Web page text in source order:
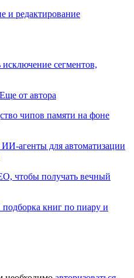
и редактирование
сегментов,
Еще от автора
чипов памяти на фоне
для автоматизации
чтобы получать вечный
книг по пиару и